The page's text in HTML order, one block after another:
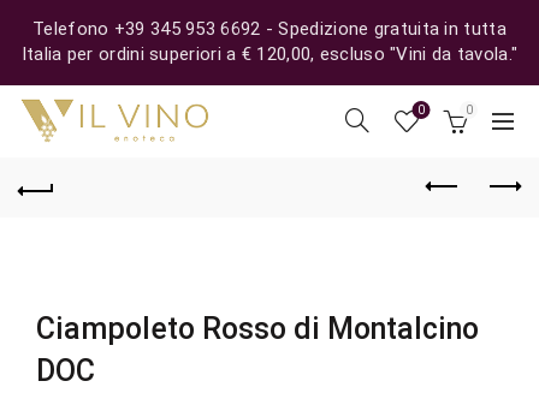
Telefono +39 345 953 6692 - Spedizione gratuita in tutta
Italia per ordini superiori a € 120,00, escluso "Vini da tavola."
0 0
Ciampoleto Rosso di Montalcino
DOC